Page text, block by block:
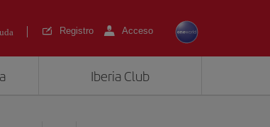
Registro Acceso
Iberia Club